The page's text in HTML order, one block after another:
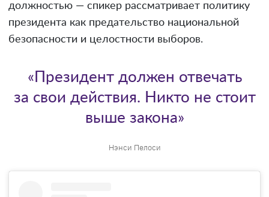
должностью — спикер рассматривает политику
президента как предательство национальной
безопасности и целостности выборов.
Нэнси Пелоси
«Президент должен отвечать
за свои действия. Никто не стоит
выше закона»